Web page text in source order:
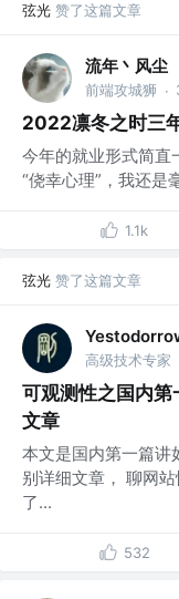
弦光 赞了这篇文章
流年丶风尘
前端攻城狮 ·
2022凛冬之时三
今年的就业形式简直
“侥幸心理”，我还是
1.1k
弦光 赞了这篇文章
高级技术专家
可观测性之国内第
文章
本文是国内第一篇讲
别详细文章， 聊网
了...
532